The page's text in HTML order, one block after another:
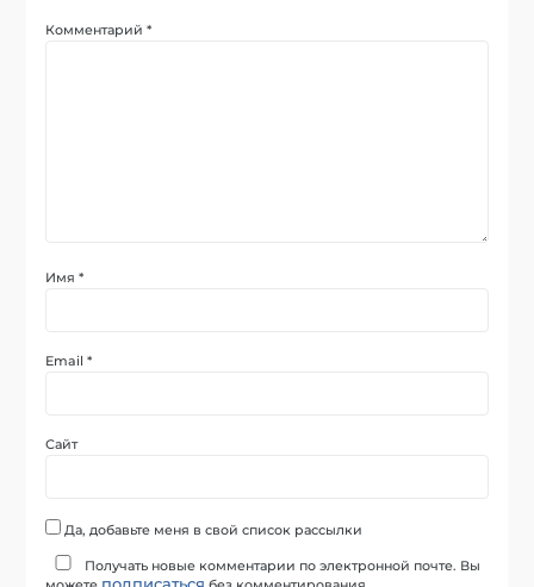
Комментарий*
Имя*
Email*
Сайт
Да, добавьте меня в свой список рассылки
Получать новые комментарии по электронной почте. Вы
подписаться